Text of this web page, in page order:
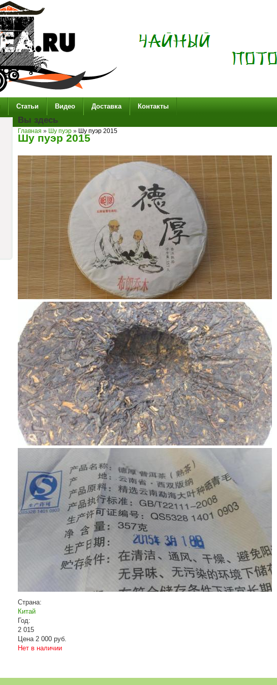
Статьи Видео Доставка Контакты
Вы здесь
Главная » Шу пуэр » Шу пуэр 2015
Шу пуэр 2015
Страна:
Китай
Год:
2 015
Цена 2 000 руб.
Нет в наличии